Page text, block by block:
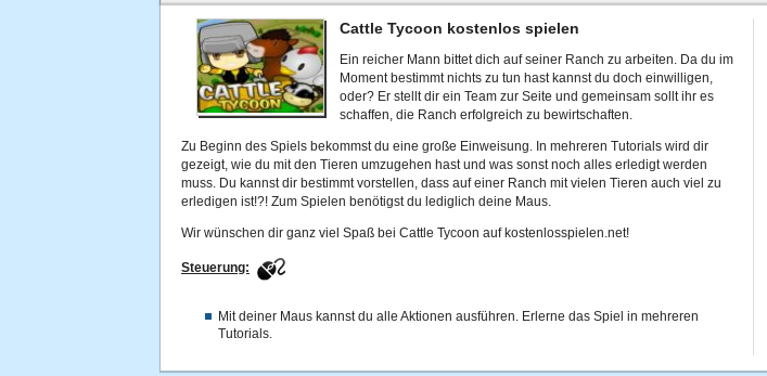
Cattle Tycoon kostenlos spielen
Ein reicher Mann bittet dich auf seiner Ranch zu arbeiten. Da du im
Moment bestimmt nichts zu tun hast kannst du doch einwilligen,
oder? Er stellt dir ein Team zur Seite und gemeinsam sollt ihr es
schaffen, die Ranch erfolgreich zu bewirtschaften.
Zu Beginn des Spiels bekommst du eine große Einweisung. In mehreren Tutorials wird dir
gezeigt, wie du mit den Tieren umzugehen hast und was sonst noch alles erledigt werden
muss. Du kannst dir bestimmt vorstellen, dass auf einer Ranch mit vielen Tieren auch viel zu
erledigen ist!?! Zum Spielen benötigst du lediglich deine Maus.
Wir wünschen dir ganz viel Spaß bei Cattle Tycoon auf kostenlosspielen.net!
Steuerung:
Mit deiner Maus kannst du alle Aktionen ausführen. Erlerne das Spiel in mehreren
Tutorials.